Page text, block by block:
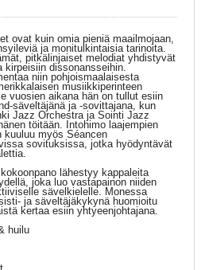
ovat kuin omia pieniä maailmojaan,
ja monitulkintaisia tarinoita.
pitkälinjaiset melodiat yhdistyvät
kirpeisiin dissonansseihin.
niin pohjoismaalaisesta
musiikkiperinteen
vuosien aikana hän on tullut esiin
säveltäjänä ja -sovittajana, kun
Jazz Orchestra ja Sointi Jazz
töitään. Intohimo laajempien
kuuluu myös Séancen
sovituksissa, jotka hyödyntävät
lähestyy kappaleita
joka luo vastapainon niiden
sävelkielelle. Monessa
ja säveltäjäkykynä huomioitu
kertaa esiin yhtyeenjohtajana.
huilu